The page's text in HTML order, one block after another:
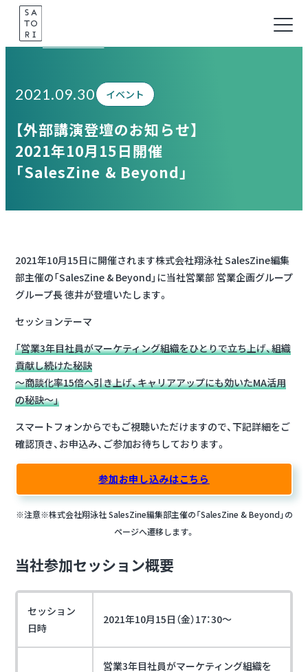
Skip
content
2021.09.30 イベント
【外部講演登壇のお知らせ】
2021年10月15日開催
「SalesZine & Beyond」
2021年10月15日に開催されます株式会社翔泳社 SalesZine編集
部主催の「SalesZine & Beyond」に当社営業部 営業企画グループ
グループ長 徳井が登壇いたします。
セッションテーマ
「営業3年目社員がマーケティング組織をひとりで立ち上げ、組織
貢献し続けた秘訣
～商談化率15倍へ引き上げ、キャリアアップにも効いたMA活用
の秘訣～」
スマートフォンからでもご視聴いただけますので、下記詳細をご
確認頂き、お申込み、ご参加お待ちしております。
参加お申し込みはこちら
※注意※株式会社翔泳社 SalesZine編集部主催の「SalesZine & Beyond」の
ページへ遷移します。
当社参加セッション概要
セッション
日時
2021年10月15日（金）17：30～
営業3年目社員がマーケティング組織を